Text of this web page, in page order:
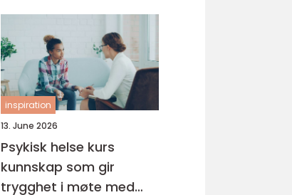
meningsfullt yrke
inspiration
13. June 2026
Psykisk helse kurs
kunnskap som gir
trygghet i møte med